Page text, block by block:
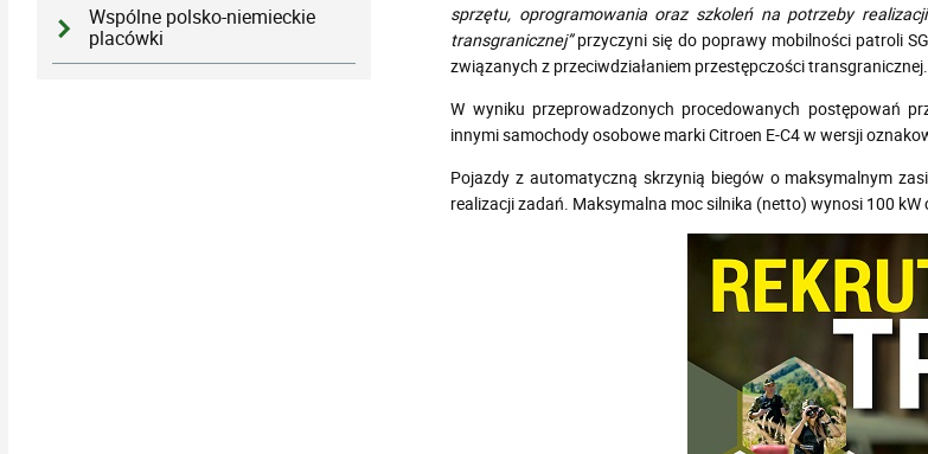
Wspólne polsko-niemieckie
placówki
sprzętu, oprogramowania oraz szkoleń na potrzeby
transgranicznej”przyczyni się do poprawy mobilności patroli
związanych z przeciwdziałaniem przestępczości transgranicznej.
W wyniku przeprowadzonych procedowanych postępowań
innymi samochody osobowe marki Citroen E-C4 w wersji
Pojazdy z automatyczną skrzynią biegów o maksymalnym
realizacji zadań. Maksymalna moc silnika (netto) wynosi 100